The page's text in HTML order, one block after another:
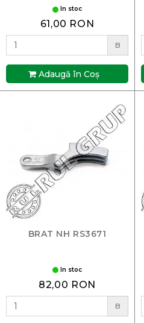
In stoc
61,00 RON
B
Adaugă în Coş
BRAT NH RS3671
In stoc
82,00 RON
B